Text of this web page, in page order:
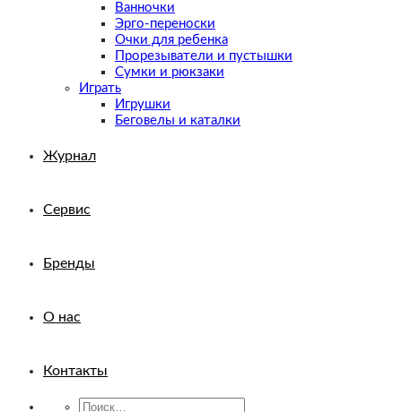
Ванночки
Эрго-переноски
Очки для ребенка
Прорезыватели и пустышки
Сумки и рюкзаки
Играть
Игрушки
Беговелы и каталки
Журнал
Сервис
Бренды
О нас
Контакты
Искать: